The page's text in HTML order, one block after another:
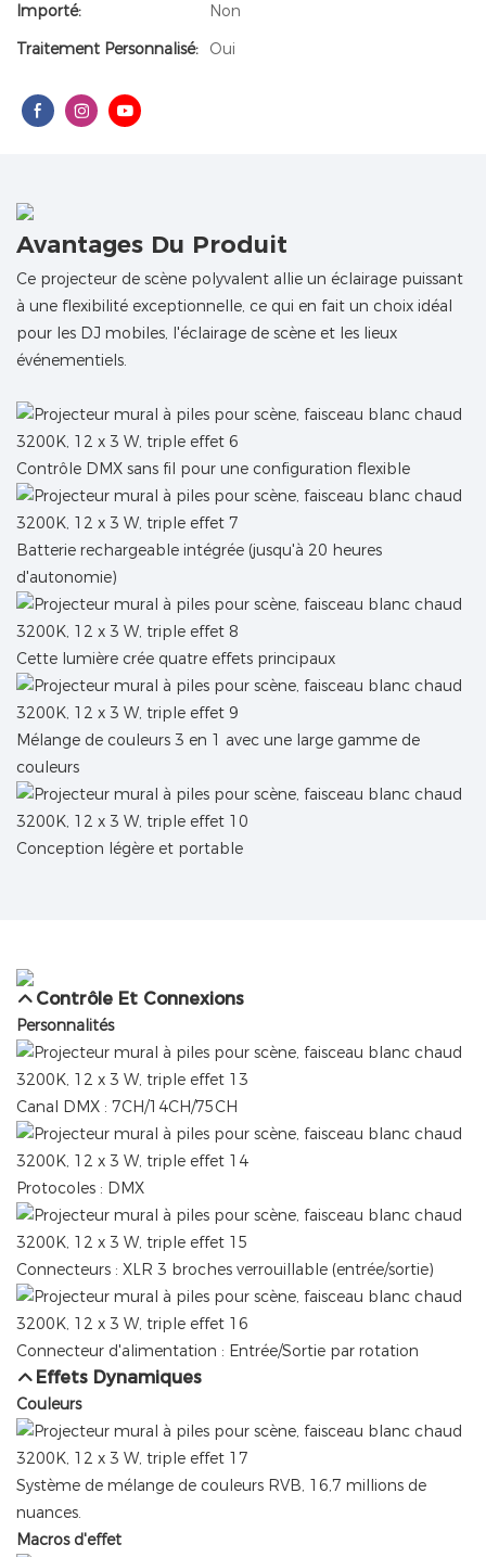
Importé:
Non
Traitement Personnalisé:
Oui
Avantages Du Produit
Ce projecteur de scène polyvalent allie un éclairage puissant
à une flexibilité exceptionnelle, ce qui en fait un choix idéal
pour les DJ mobiles, l'éclairage de scène et les lieux
événementiels.
Contrôle DMX sans fil pour une configuration flexible
Batterie rechargeable intégrée (jusqu'à 20 heures
d'autonomie)
Cette lumière crée quatre effets principaux
Mélange de couleurs 3 en 1 avec une large gamme de
couleurs
Conception légère et portable
Contrôle Et Connexions
Personnalités
Canal DMX : 7CH/14CH/75CH
Protocoles : DMX
Connecteurs : XLR 3 broches verrouillable (entrée/sortie)
Connecteur d'alimentation : Entrée/Sortie par rotation
Effets Dynamiques
Couleurs
Système de mélange de couleurs RVB, 16,7 millions de
nuances.
Macros d'effet